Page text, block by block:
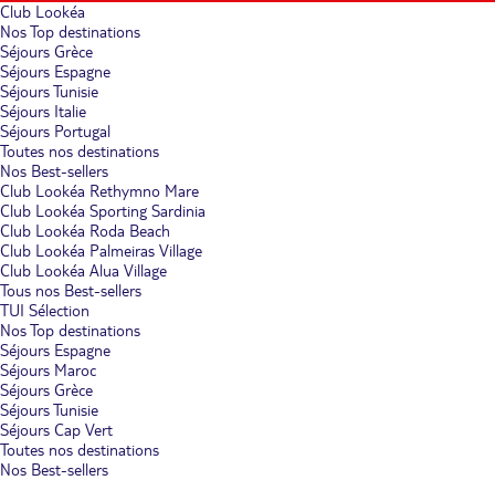
Club Lookéa
Nos Top destinations
Séjours Grèce
Séjours Espagne
Séjours Tunisie
Séjours Italie
Séjours Portugal
Toutes nos destinations
Nos Best-sellers
Club Lookéa Rethymno Mare
Club Lookéa Sporting Sardinia
Club Lookéa Roda Beach
Club Lookéa Palmeiras Village
Club Lookéa Alua Village
Tous nos Best-sellers
TUI Sélection
Nos Top destinations
Séjours Espagne
Séjours Maroc
Séjours Grèce
Séjours Tunisie
Séjours Cap Vert
Toutes nos destinations
Nos Best-sellers